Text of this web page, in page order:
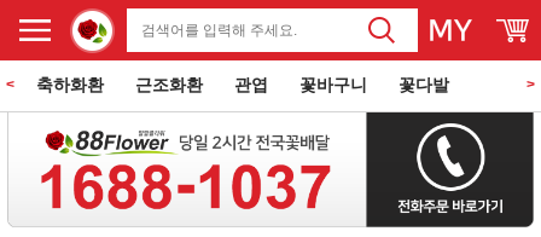
< 축하화환 근조화환 관엽 꽃바구니 꽃다발
동양란 서양란 과일바구니 꽃과 케익 쌀화환
>